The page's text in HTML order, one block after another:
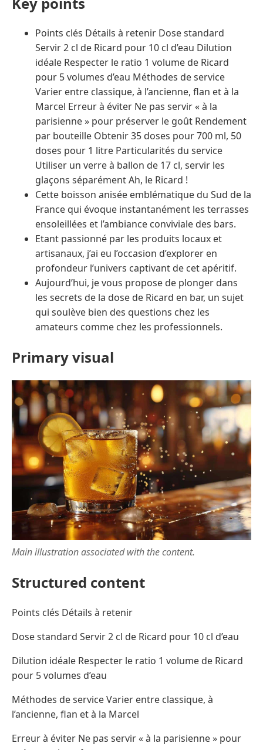
Points clés Détails à retenir Dose standard
Servir 2 cl de Ricard pour 10 cl d’eau Dilution
idéale Respecter le ratio 1 volume de Ricard
pour 5 volumes d’eau Méthodes de service
Varier entre classique, à l’ancienne, flan et à la
Marcel Erreur à éviter Ne pas servir « à la
parisienne » pour préserver le goût Rendement
par bouteille Obtenir 35 doses pour 700 ml, 50
doses pour 1 litre Particularités du service
Utiliser un verre à ballon de 17 cl, servir les
glaçons séparément Ah, le Ricard !
Cette boisson anisée emblématique du Sud de la
France qui évoque instantanément les terrasses
ensoleillées et l’ambiance conviviale des bars.
Etant passionné par les produits locaux et
artisanaux, j’ai eu l’occasion d’explorer en
profondeur l’univers captivant de cet apéritif.
Aujourd’hui, je vous propose de plonger dans
les secrets de la dose de Ricard en bar, un sujet
qui soulève bien des questions chez les
amateurs comme chez les professionnels.
Primary visual
Main illustration associated with the content.
Structured content
Points clés Détails à retenir
Dose standard Servir 2 cl de Ricard pour 10 cl d’eau
Dilution idéale Respecter le ratio 1 volume de Ricard
pour 5 volumes d’eau
Méthodes de service Varier entre classique, à
l’ancienne, flan et à la Marcel
Erreur à éviter Ne pas servir « à la parisienne » pour